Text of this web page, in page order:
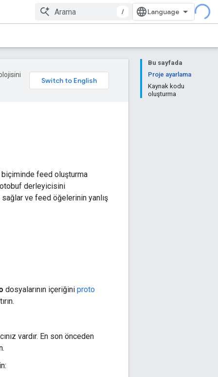
/
Bu sayfada
Proje ayarlama
Kaynak kodu
oluşturma
biçiminde feed oluşturma
derleyicisini
ve feed öğelerinin yanlış
dosyalarının içeriğini proto
vardır. En son önceden